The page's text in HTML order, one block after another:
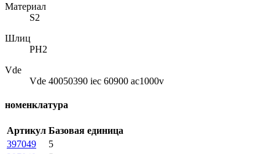
Материал
S2
Шлиц
PH2
Vde
Vde 40050390 iec 60900 ac1000v
номенклатура
Артикул Базовая единица
397049
5